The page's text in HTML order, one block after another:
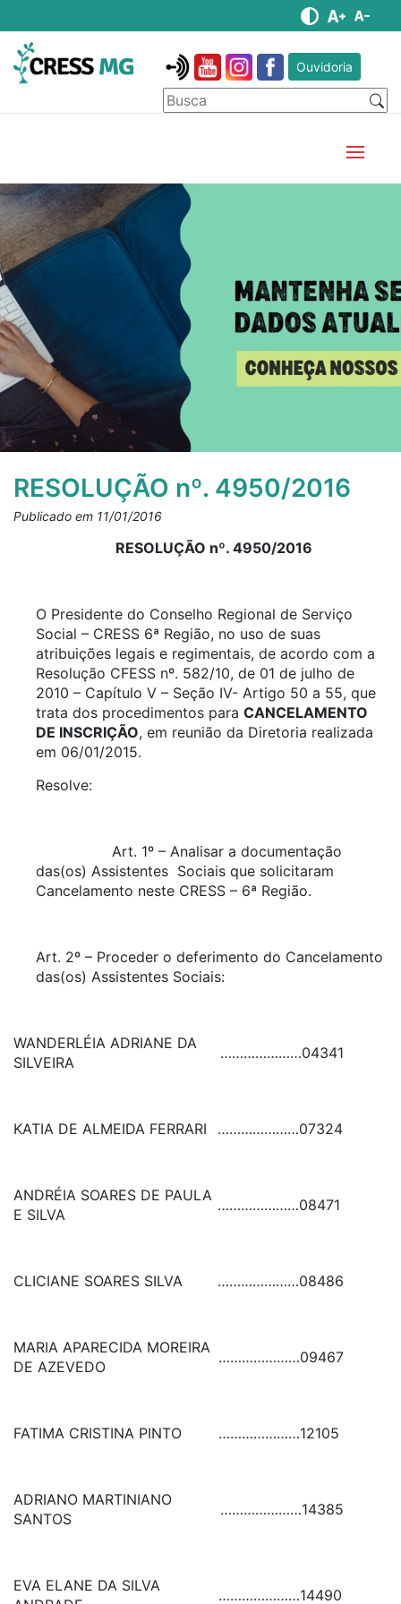
Ouvidoria
RESOLUÇÃO nº. 4950/2016
Publicado em 11/01/2016
RESOLUÇÃO nº. 4950/2016
O Presidente do Conselho Regional de Serviço
Social – CRESS 6ª Região, no uso de suas
atribuições legais e regimentais, de acordo com a
Resolução CFESS nº. 582/10, de 01 de julho de
2010 – Capítulo V – Seção IV- Artigo 50 a 55, que
trata dos procedimentos para CANCELAMENTO
DE INSCRIÇÃO, em reunião da Diretoria realizada
em 06/01/2015.
Resolve:
Art. 1º – Analisar a documentação
das(os) Assistentes Sociais que solicitaram
Cancelamento neste CRESS – 6ª Região.
Art. 2º – Proceder o deferimento do Cancelamento
das(os) Assistentes Sociais:
WANDERLÉIA ADRIANE DA
SILVEIRA
…………………04341
KATIA DE ALMEIDA FERRARI …………………07324
ANDRÉIA SOARES DE PAULA
E SILVA
…………………08471
CLICIANE SOARES SILVA …………………08486
MARIA APARECIDA MOREIRA
DE AZEVEDO
…………………09467
FATIMA CRISTINA PINTO …………………12105
ADRIANO MARTINIANO
SANTOS
…………………14385
EVA ELANE DA SILVA
…………………14490